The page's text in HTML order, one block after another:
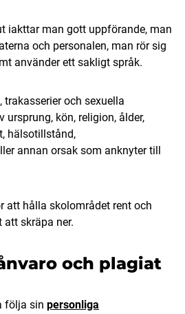
iakttar man gott uppförande, man
och personalen, man rör sig
använder ett sakligt språk.
och sexuella
ursprung, kön, religion, ålder,
hälsotillstånd,
annan orsak som anknyter till
att hålla skolområdet rent och
skräpa ner.
och plagiat
följa sin personliga